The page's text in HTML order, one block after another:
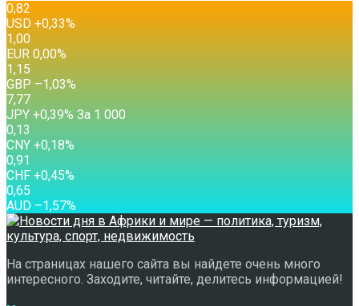
0,82
USD +0,33%
1,00
EUR 0,00%
1,15
GBP –1,03%
7,77
JPY +0,39% За 1 000
0,13
CNY +0,18%
0,91
CHF +0,45%
0,65
AUD –1,57%
На страницах нашего сайта вы найдете очень много
интересного. Заходите, читайте, делитесь информацией!